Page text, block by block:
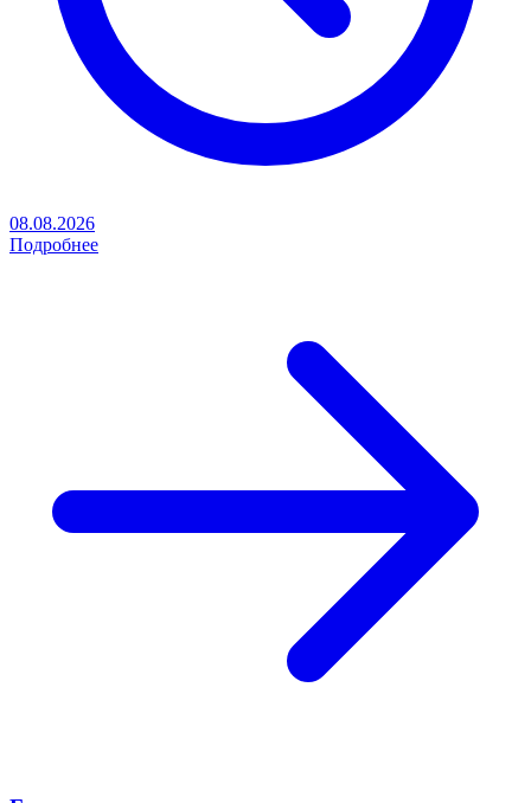
08.08.2026
Подробнее